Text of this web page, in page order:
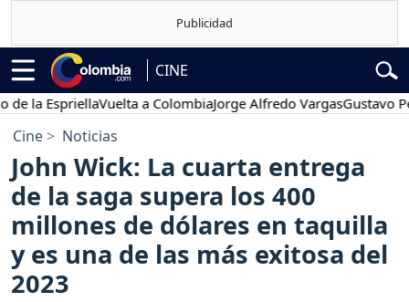
CINE
EspriellaVuelta a ColombiaJorge Alfredo VargasGustavo Petro
Cine Noticias
John Wick: La cuarta entrega
de la saga supera los 400
millones de dólares en taquilla
y es una de las más exitosa del
2023